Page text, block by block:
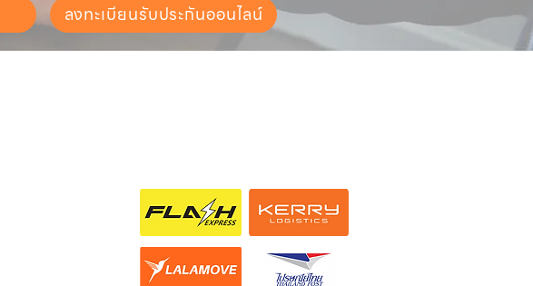
ลงทะเบียนรับประกันออนไลน์